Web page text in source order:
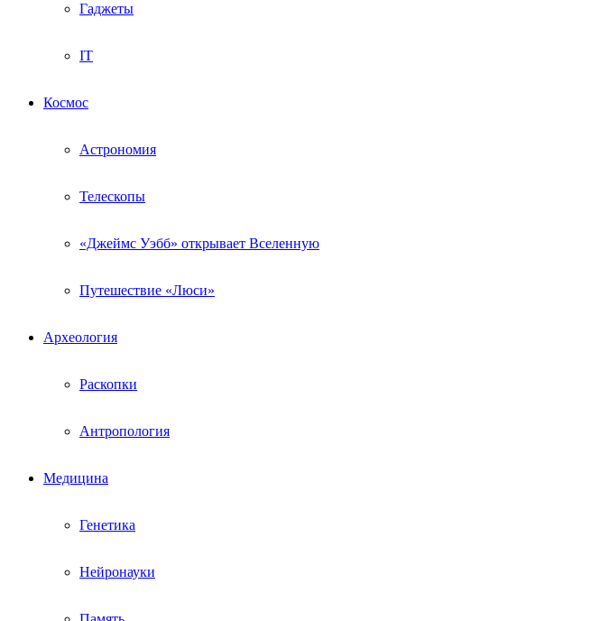
Гаджеты
IT
Космос
Астрономия
Телескопы
«Джеймс Уэбб» открывает Вселенную
Путешествие «Люси»
Археология
Раскопки
Антропология
Медицина
Генетика
Нейронауки